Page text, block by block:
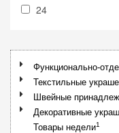
24
Функционально-
Текстильные
Швейные
Декоративные
Товары недели1